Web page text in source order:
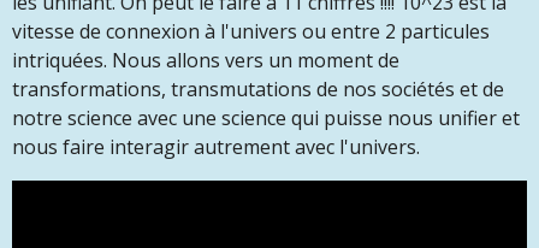
vitesse de connexion à l'univers ou entre 2 particules
intriquées. Nous allons vers un moment de
transformations, transmutations de nos sociétés et de
notre science avec une science qui puisse nous unifier et
nous faire interagir autrement avec l'univers.